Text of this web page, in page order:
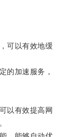
可以有效地缓
加速服务，
以有效提高网